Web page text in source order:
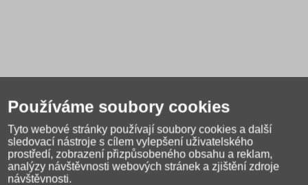
Alternativní zboží
Používáme soubory cookies
Tyto webové stránky používají soubory cookies a další
sledovací nástroje s cílem vylepšení uživatelského
prostředí, zobrazení přizpůsobeného obsahu a reklam,
analýzy návštěvnosti webových stránek a zjištění zdroje
návštěvnosti.